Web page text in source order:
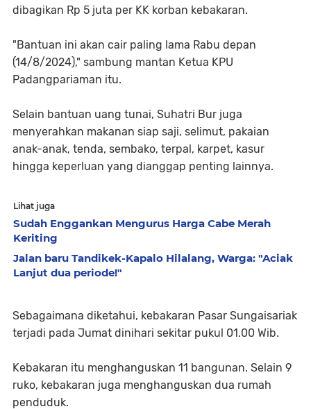
dibagikan Rp 5 juta per KK korban kebakaran.
"Bantuan ini akan cair paling lama Rabu depan
(14/8/2024)," sambung mantan Ketua KPU
Padangpariaman itu.
Selain bantuan uang tunai, Suhatri Bur juga
menyerahkan makanan siap saji, selimut, pakaian
anak-anak, tenda, sembako, terpal, karpet, kasur
hingga keperluan yang dianggap penting lainnya.
Lihat juga
Sudah Enggankan Mengurus Harga Cabe Merah
Keriting
Jalan baru Tandikek-Kapalo Hilalang, Warga: "Aciak
Lanjut dua periode!"
Sebagaimana diketahui, kebakaran Pasar Sungaisariak
terjadi pada Jumat dinihari sekitar pukul 01.00 Wib.
Kebakaran itu menghanguskan 11 bangunan. Selain 9
ruko, kebakaran juga menghanguskan dua rumah
penduduk.